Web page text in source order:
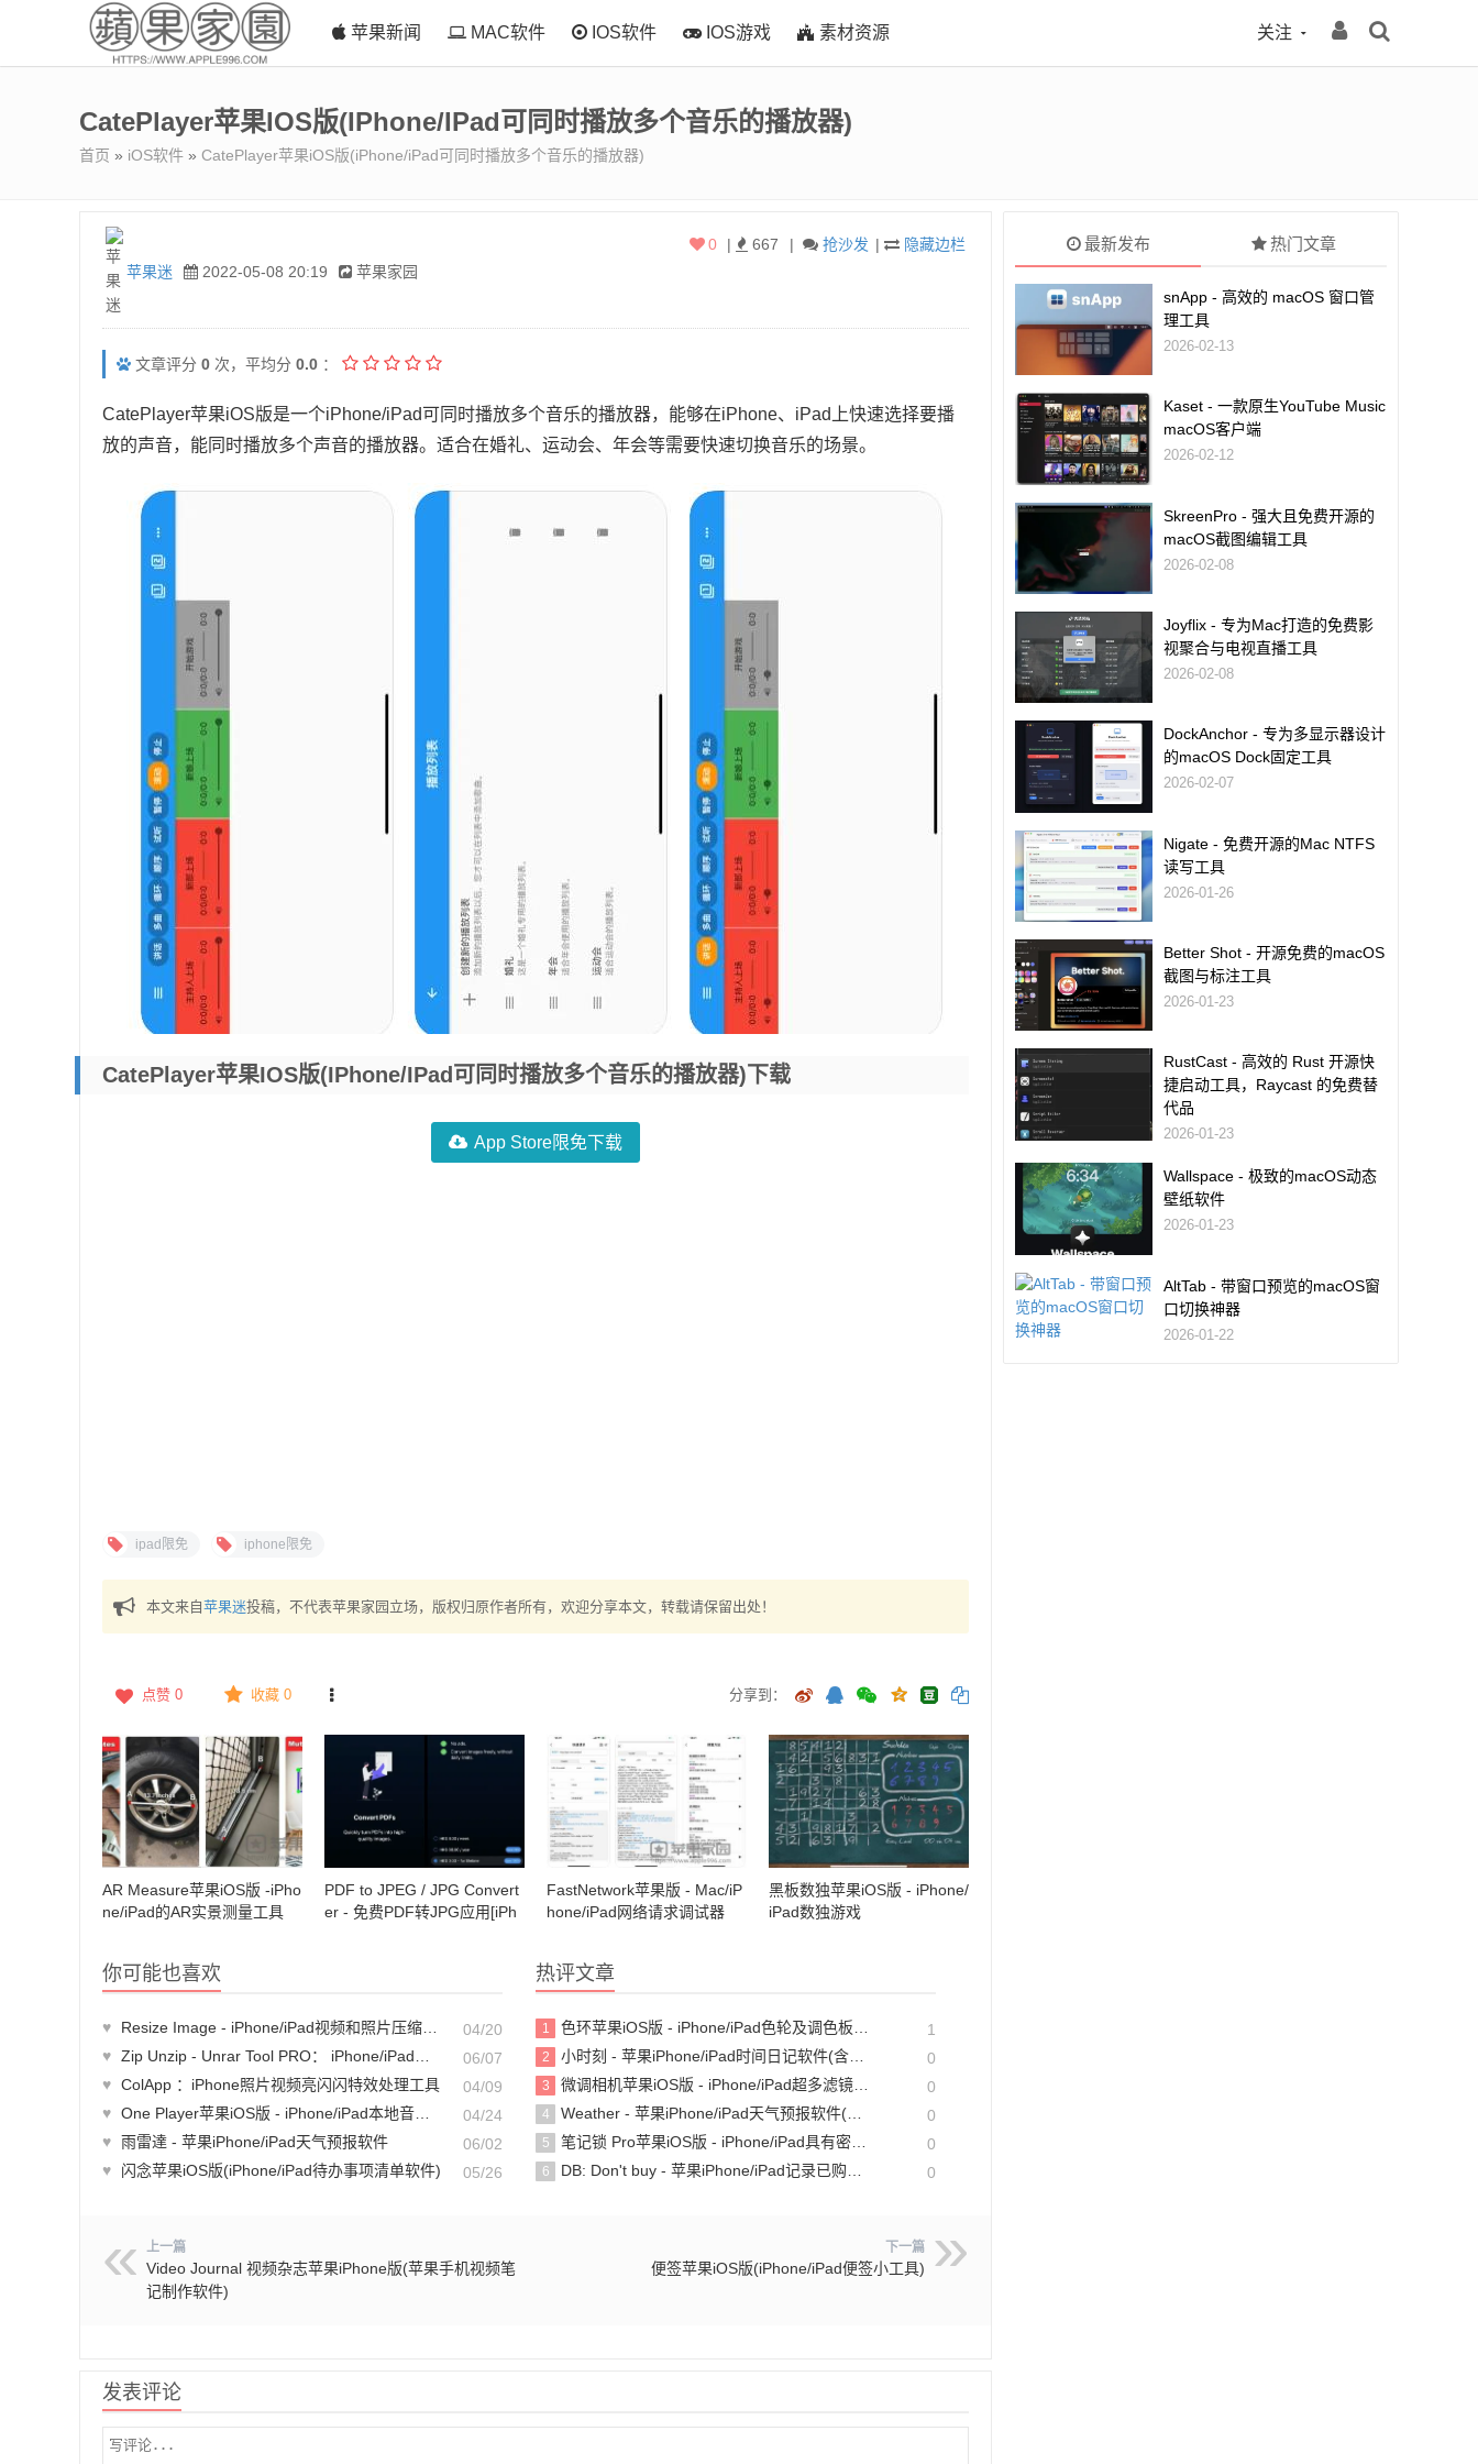
关注
苹果新闻 MAC软件 IOS软件 IOS游戏 素材资源
CatePlayer苹果iOS版(iPhone/iPad可同时播放多个音乐的播放器)
首页 » iOS软件 » CatePlayer苹果iOS版(iPhone/iPad可同时播放多个音乐的播放器)
苹果迷 2022-05-08 20:19 苹果家园
| 隐藏边栏
| 抢沙发
| 667
0
文章评分 0 次，平均分 0.0 ：
CatePlayer苹果iOS版是一个iPhone/iPad可同时播放多个音乐的播放器，能够在iPhone、iPad上快速选择要播
放的声音，能同时播放多个声音的播放器。适合在婚礼、运动会、年会等需要快速切换音乐的场景。
CatePlayer苹果iOS版(iPhone/iPad可同时播放多个音乐的播放器)下载
App Store限免下载
ipad限免 iphone限免
本文来自苹果迷投稿，不代表苹果家园立场，版权归原作者所有，欢迎分享本文，转载请保留出处！
点赞 0 收藏 0 分享到：
AR Measure苹果iOS版 -iPho
ne/iPad的AR实景测量工具
PDF to JPEG / JPG Convert
er - 免费PDF转JPG应用[iPh
FastNetwork苹果版 - Mac/iP
hone/iPad网络请求调试器
黑板数独苹果iOS版 - iPhone/
iPad数独游戏
你可能也喜欢
♥ Resize Image - iPhone/iPad视频和照片压缩工具
04/20
♥ Zip Unzip - Unrar Tool PRO： iPhone/iPad文件压缩和解压工具，轻松处理压缩文件
06/07
♥ ColApp ：iPhone照片视频亮闪闪特效处理工具
04/09
♥ One Player苹果iOS版 - iPhone/iPad本地音乐播放器
04/24
♥ 雨雷達 - 苹果iPhone/iPad天气预报软件
06/02
♥
闪念苹果iOS版(iPhone/iPad待办事项清单软件) 05/26
热评文章
1 色环苹果iOS版 - iPhone/iPad色轮及调色板工具 1
2 小时刻 - 苹果iPhone/iPad时间日记软件(含教程) 0
3 微调相机苹果iOS版 - iPhone/iPad超多滤镜的相机软件 0
4 Weather - 苹果iPhone/iPad天气预报软件(含教程) 0
5 笔记锁 Pro苹果iOS版 - iPhone/iPad具有密码保护的个人笔记记备忘录软件 0
6 DB: Don't buy - 苹果iPhone/iPad记录已购物品清单软件 0
上一篇
Video Journal 视频杂志苹果iPhone版(苹果手机视频笔
记制作软件)
下一篇
便签苹果iOS版(iPhone/iPad便签小工具)
发表评论
最新发布 热门文章
snApp - 高效的 macOS 窗口管
理工具
2026-02-13
Kaset - 一款原生YouTube Music
macOS客户端
2026-02-12
SkreenPro - 强大且免费开源的
macOS截图编辑工具
2026-02-08
Joyflix - 专为Mac打造的免费影
视聚合与电视直播工具
2026-02-08
DockAnchor - 专为多显示器设计
的macOS Dock固定工具
2026-02-07
Nigate - 免费开源的Mac NTFS
读写工具
2026-01-26
Better Shot - 开源免费的macOS
截图与标注工具
2026-01-23
RustCast - 高效的 Rust 开源快
捷启动工具，Raycast 的免费替
代品
2026-01-23
Wallspace - 极致的macOS动态
壁纸软件
2026-01-23
AltTab - 带窗口预览的macOS窗
口切换神器
2026-01-22